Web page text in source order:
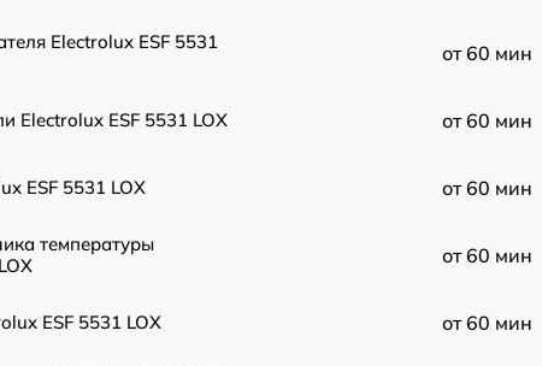
Electrolux ESF 5531
от 60 мин
Electrolux ESF 5531 LOX от 60 мин
ESF 5531 LOX от 60 мин
температуры
от 60 мин
ESF 5531 LOX от 60 мин